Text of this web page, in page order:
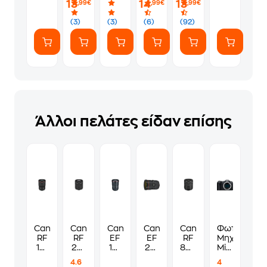
(3)
13,99€
(7
Αυτοκόλλητα)
(3)
ευγενικά
(6)
14,99€
(92)
13,99€
Άλλοι πελάτες είδαν επίσης
Canon
RF
15-
Canon
RF
24-
4.6
Canon
EF
16-
Canon
EF
24-
Canon
RF
85mm
Μηχανή
Mirrorless
4